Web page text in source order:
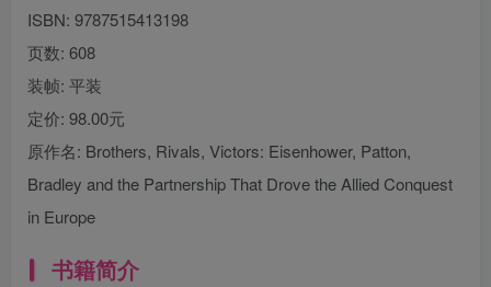
ISBN: 9787515413198
页数: 608
装帧: 平装
定价: 98.00元
原作名: Brothers, Rivals, Victors: Eisenhower, Patton,
Bradley and the Partnership That Drove the Allied Conquest
in Europe
书籍简介